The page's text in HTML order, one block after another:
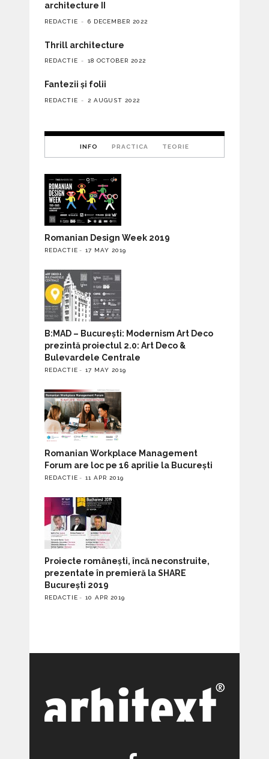
architecture II
REDACTIE 6 DECEMBER 2022
Thrill architecture
REDACTIE 18 OCTOBER 2022
Fantezii și folii
REDACTIE 2 AUGUST 2022
INFO PRACTICA TEORIE
Romanian Design Week 2019
REDACTIE 17 MAY 2019
B:MAD – București: Modernism Art Deco
prezintă proiectul 2.0: Art Deco &
Bulevardele Centrale
REDACTIE 17 MAY 2019
Romanian Workplace Management
Forum are loc pe 16 aprilie la București
REDACTIE 11 APR 2019
Proiecte românești, încă neconstruite,
prezentate în premieră la SHARE
București 2019
REDACTIE 10 APR 2019